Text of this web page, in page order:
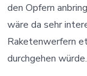
den Opfern
wäre da sehr
Raketenwerfern
durchgehen